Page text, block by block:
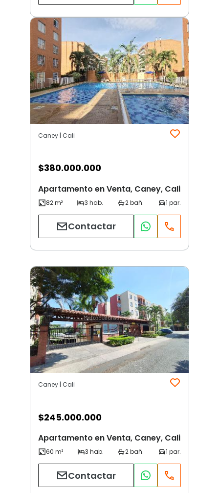
Caney | Cali
$380.000.000
Apartamento en Venta, Caney, Cali
Contactar
Caney | Cali
$245.000.000
Apartamento en Venta, Caney, Cali
Contactar